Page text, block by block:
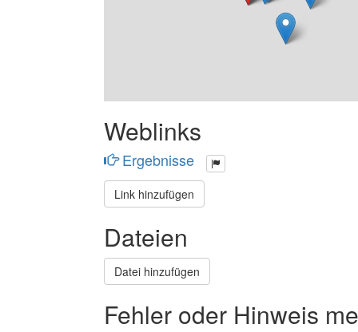
Weblinks
Ergebnisse
Link hinzufügen
Dateien
Datei hinzufügen
Fehler oder Hinweis